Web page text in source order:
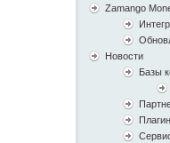
Zamango
Новости
Базы